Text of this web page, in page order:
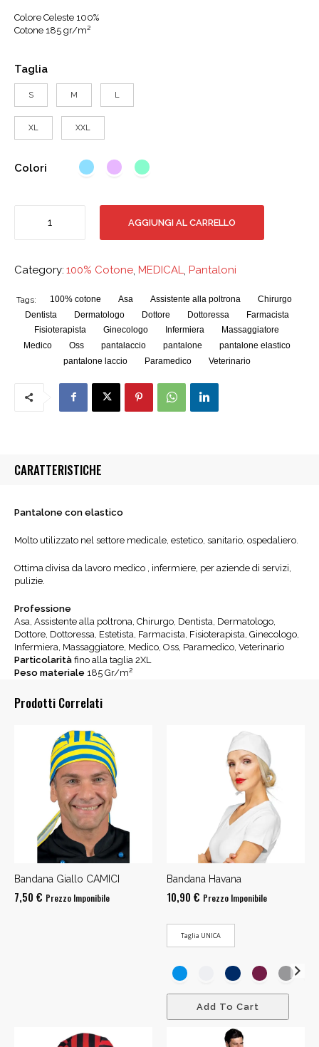
Colore Celeste 100%
Cotone 185 gr/m²
Taglia
S M L
XL XXL
Colori
cotone
AGGIUNGI AL CARRELLO
Category: 100% Cotone MEDICAL Pantaloni
Tags: 100% cotone Asa Assistente alla poltrona
Chirurgo
Dentista
Dermatologo Dottore Dottoressa
Farmacista
Fisioterapista
Ginecologo Infermiera
Massaggiatore
Medico
Oss pantalaccio pantalone
pantalone elastico
pantalone laccio
Paramedico Veterinario
CARATTERISTICHE
Pantalone con elastico
Molto utilizzato nel settore medicale, estetico, sanitario, ospedaliero.
Ottima divisa da lavoro medico , infermiere, per aziende di servizi,
pulizie.
Professione
Asa, Assistente alla poltrona, Chirurgo, Dentista, Dermatologo,
Dottore, Dottoressa, Estetista, Farmacista, Fisioterapista, Ginecologo,
Infermiera, Massaggiatore, Medico, Oss, Paramedico, Veterinario
Particolarità fino alla taglia 2XL
Peso materiale 185 Gr/m²
Prodotti Correlati
Bandana Giallo CAMICI
7,50 € Prezzo Imponibile
Bandana Havana
10,90 € Prezzo Imponibile
Taglia UNICA
Add To Cart